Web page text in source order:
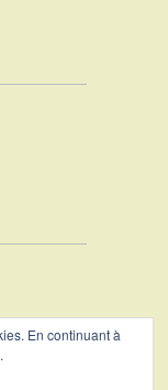
En continuant à